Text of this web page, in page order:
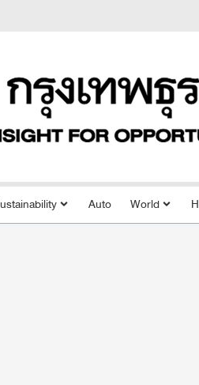
Auto World